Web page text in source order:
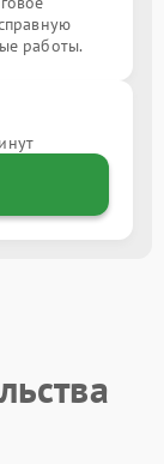
работы.